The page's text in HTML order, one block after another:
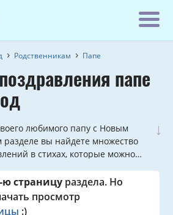
Родственникам Папе
папе
↓
любимого папу с Новым
разделе вы найдете множество
в стихах, которые можно
ю страницу раздела. Но
просмотр
:)